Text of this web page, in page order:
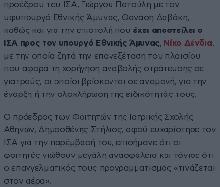
προέδρου του ΙΣΑ, Γιώργου Πατούλη με τον
υφυπουργό Εθνικής Άμυνας, Θανάση Δαβάκη,
καθώς και για την επιστολή που έχει αποστείλει ο
ΙΣΑ προς τον υπουργό Εθνικής Άμυνας, Νίκο Δένδια,
με την οποία ζητά την επανεξέταση του πλαισίου
που αφορά τη χορήγηση αναβολής στράτευσης σε
γιατρούς, οι οποίοι βρίσκονται σε αναμονή, για την
έναρξη ή την ολοκλήρωση της ειδικότητάς τους.
Ο πρόεδρος των Φοιτητών της Ιατρικής Σχολής
Αθηνών, Δημοσθένης Στήλιος, αφού ευχαρίστησε τον
ΙΣΑ για την παρέμβασή του, επισήμανε ότι οι
φοιτητές νιώθουν μεγάλη ανασφάλεια και τόνισε ότι
ο επαγγελματικός τους προγραμματισμός «τινάζεται
στον αέρα».